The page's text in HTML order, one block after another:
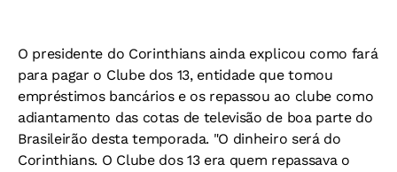
O presidente do Corinthians ainda explicou como fará
para pagar o Clube dos 13, entidade que tomou
empréstimos bancários e os repassou ao clube como
adiantamento das cotas de televisão de boa parte do
Brasileirão desta temporada. "O dinheiro será do
Corinthians. O Clube dos 13 era quem repassava o